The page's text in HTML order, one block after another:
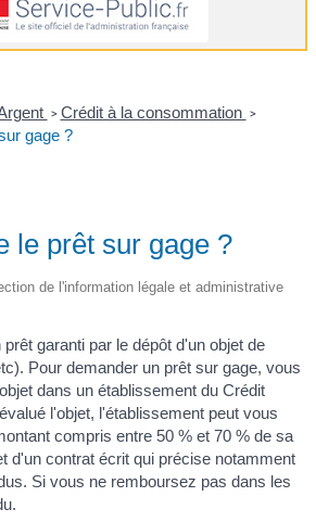
> Crédit à la consommation >
gage ?
le prêt sur gage ?
de l'information légale et administrative
garanti par le dépôt d'un objet de
Pour demander un prêt sur gage, vous
dans un établissement du Crédit
l'objet, l'établissement peut vous
compris entre 50 % et 70 % de sa
d'un contrat écrit qui précise notamment
Si vous ne remboursez pas dans les